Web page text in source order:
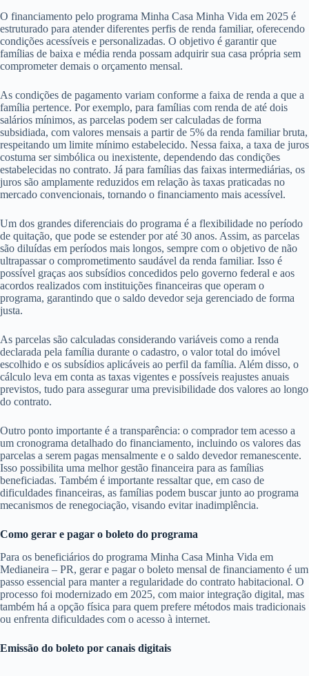
O financiamento pelo programa Minha Casa Minha Vida em 2025 é
estruturado para atender diferentes perfis de renda familiar, oferecendo
condições acessíveis e personalizadas. O objetivo é garantir que
famílias de baixa e média renda possam adquirir sua casa própria sem
comprometer demais o orçamento mensal.
As condições de pagamento variam conforme a faixa de renda a que a
família pertence. Por exemplo, para famílias com renda de até dois
salários mínimos, as parcelas podem ser calculadas de forma
subsidiada, com valores mensais a partir de 5% da renda familiar bruta,
respeitando um limite mínimo estabelecido. Nessa faixa, a taxa de juros
costuma ser simbólica ou inexistente, dependendo das condições
estabelecidas no contrato. Já para famílias das faixas intermediárias, os
juros são amplamente reduzidos em relação às taxas praticadas no
mercado convencionais, tornando o financiamento mais acessível.
Um dos grandes diferenciais do programa é a flexibilidade no período
de quitação, que pode se estender por até 30 anos. Assim, as parcelas
são diluídas em períodos mais longos, sempre com o objetivo de não
ultrapassar o comprometimento saudável da renda familiar. Isso é
possível graças aos subsídios concedidos pelo governo federal e aos
acordos realizados com instituições financeiras que operam o
programa, garantindo que o saldo devedor seja gerenciado de forma
justa.
As parcelas são calculadas considerando variáveis como a renda
declarada pela família durante o cadastro, o valor total do imóvel
escolhido e os subsídios aplicáveis ao perfil da família. Além disso, o
cálculo leva em conta as taxas vigentes e possíveis reajustes anuais
previstos, tudo para assegurar uma previsibilidade dos valores ao longo
do contrato.
Outro ponto importante é a transparência: o comprador tem acesso a
um cronograma detalhado do financiamento, incluindo os valores das
parcelas a serem pagas mensalmente e o saldo devedor remanescente.
Isso possibilita uma melhor gestão financeira para as famílias
beneficiadas. Também é importante ressaltar que, em caso de
dificuldades financeiras, as famílias podem buscar junto ao programa
mecanismos de renegociação, visando evitar inadimplência.
Como gerar e pagar o boleto do programa
Para os beneficiários do programa Minha Casa Minha Vida em
Medianeira – PR, gerar e pagar o boleto mensal de financiamento é um
passo essencial para manter a regularidade do contrato habitacional. O
processo foi modernizado em 2025, com maior integração digital, mas
também há a opção física para quem prefere métodos mais tradicionais
ou enfrenta dificuldades com o acesso à internet.
Emissão do boleto por canais digitais